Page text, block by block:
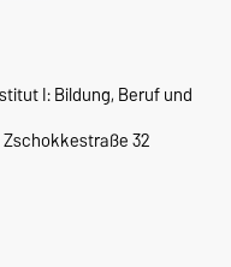
I: Bildung, Beruf und
32